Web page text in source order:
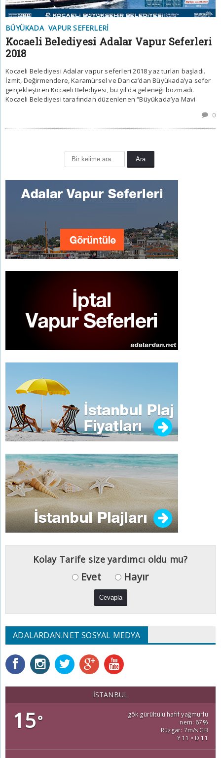
BÜYÜKADA VAPUR SEFERLERI
Kocaeli Belediyesi Adalar Vapur Seferleri
2018
Kocaeli Belediyesi Adalar vapur seferleri 2018 yaz turları başladı.
İzmit, Değirmendere, Karamürsel ve Darıca’dan Büyükada’ya sefer
gerçekleştiren Kocaeli Belediyesi, bu yıl da geleneği bozmadı.
Kocaeli Belediyesi tarafından düzenlenen “Büyükada’ya Mavi
0
Kolay Tarife size yardımcı oldu mu?
Evet Hayır
ADALARDAN.NET SOSYAL MEDYA
İSTANBUL
15°
gök gürültülü hafif yağmurlu
nem: 67%
Rüzgar: 7m/s GB
Y 11 • D 11